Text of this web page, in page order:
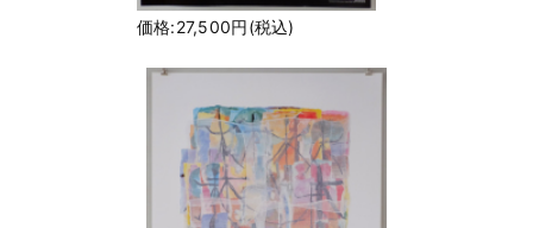
価格:27,500円(税込)